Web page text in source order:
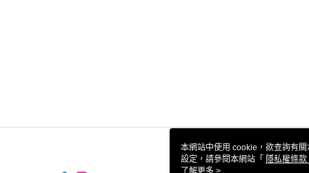
本網站中使用 cookie，欲查詢有
設定，請參閱本網站「 隱私權條款
使用 cookie。
了解更多 >